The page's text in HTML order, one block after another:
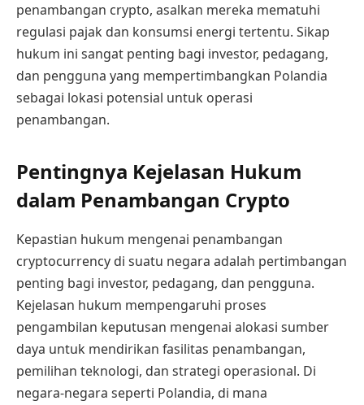
penambangan crypto, asalkan mereka mematuhi
regulasi pajak dan konsumsi energi tertentu. Sikap
hukum ini sangat penting bagi investor, pedagang,
dan pengguna yang mempertimbangkan Polandia
sebagai lokasi potensial untuk operasi
penambangan.
Pentingnya Kejelasan Hukum
dalam Penambangan Crypto
Kepastian hukum mengenai penambangan
cryptocurrency di suatu negara adalah pertimbangan
penting bagi investor, pedagang, dan pengguna.
Kejelasan hukum mempengaruhi proses
pengambilan keputusan mengenai alokasi sumber
daya untuk mendirikan fasilitas penambangan,
pemilihan teknologi, dan strategi operasional. Di
negara-negara seperti Polandia, di mana